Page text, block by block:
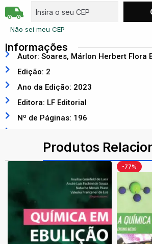
Não sei meu CEP
Informações
Autor: Soares, Márlon Herbert Flora
Edição: 2
Ano da Edição: 2023
Editora: LF Editorial
Nº de Páginas: 196
Produtos
-77%